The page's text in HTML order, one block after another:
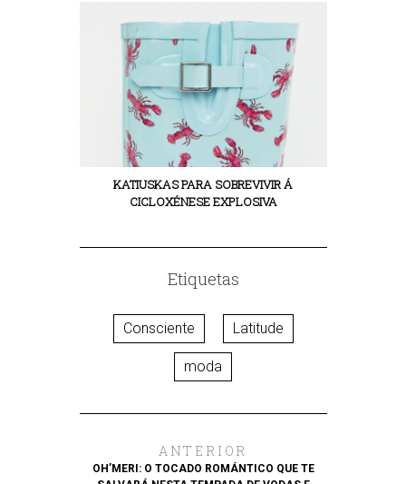
KATIUSKAS PARA SOBREVIVIR Á
CICLOXÉNESE EXPLOSIVA
Etiquetas
Consciente Latitude
moda
ANTERIOR
OH’MERI: O TOCADO ROMÁNTICO QUE TE